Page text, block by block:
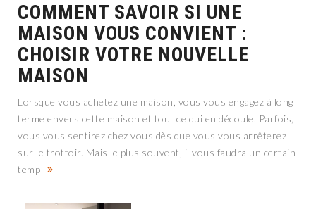
COMMENT SAVOIR SI UNE
MAISON VOUS CONVIENT :
CHOISIR VOTRE NOUVELLE
MAISON
Lorsque vous achetez une maison, vous vous engagez à long
terme envers cette maison et tout ce qui en découle. Parfois,
vous vous sentirez chez vous dès que vous vous arrêterez
sur le trottoir. Mais le plus souvent, il vous faudra un certain
temp